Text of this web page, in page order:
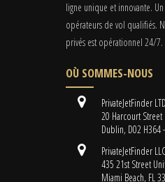
ligne unique et innovante.
opérateurs de vol qualifiés.
privés est opérationnel 24/7.
OÙ SOMMES-NOUS
PrivateJetFinder LTD
20 Harcourt Street
Dublin, D02 H364
PrivateJetFinder LLC
435 21st Street
Miami Beach, FL